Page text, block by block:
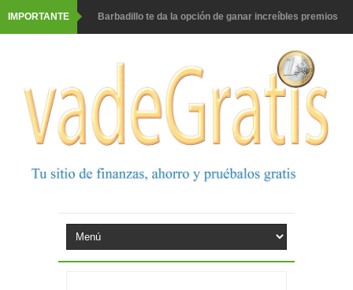
IMPORTANTE Barbadillo te da la opción de ganar increíbles premios
Prueba gratis Maison Perrier France
Gana premios Pokémon con Kellogg's
Corona te regala un velero inolvidable en velero y más
premios
productos